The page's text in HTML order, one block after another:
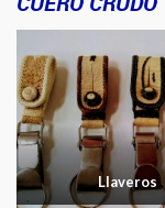
Llaveros